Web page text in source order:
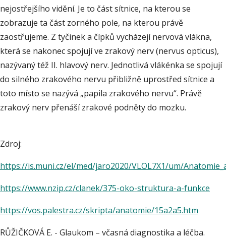
nejostřejšího vidění. Je to část sítnice, na kterou se
zobrazuje ta část zorného pole, na kterou právě
zaostřujeme. Z tyčinek a čípků vycházejí nervová vlákna,
která se nakonec spojují ve zrakový nerv (nervus opticus),
nazývaný též II. hlavový nerv. Jednotlivá vlákénka se spojují
do silného zrakového nervu přibližně uprostřed sítnice a
toto místo se nazývá „papila zrakového nervu“. Právě
zrakový nerv přenáší zrakové podněty do mozku.
Zdroj:
https://is.muni.cz/el/med/jaro2020/VLOL7X1/um/
https://www.nzip.cz/clanek/375-oko-struktura-a-funkce
https://vos.palestra.cz/skripta/anatomie/15a2a5.htm
RŮŽIČKOVÁ E. - Glaukom – včasná diagnostika a léčba.